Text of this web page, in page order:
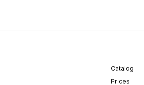
Catalog
Prices